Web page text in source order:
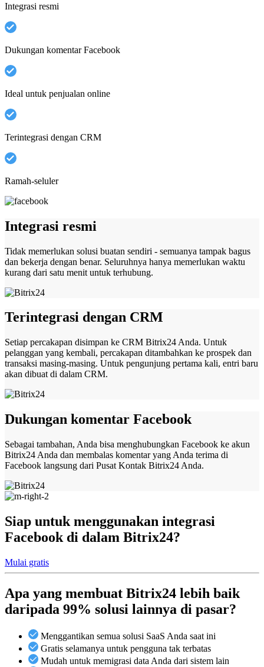
Integrasi resmi
Dukungan komentar Facebook
Ideal untuk penjualan online
Terintegrasi dengan CRM
Ramah-seluler
Integrasi resmi
Tidak memerlukan solusi buatan sendiri - semuanya tampak bagus
dan bekerja dengan benar. Seluruhnya hanya memerlukan waktu
kurang dari satu menit untuk terhubung.
Terintegrasi dengan CRM
Setiap percakapan disimpan ke CRM Bitrix24 Anda. Untuk
pelanggan yang kembali, percakapan ditambahkan ke prospek dan
transaksi masing-masing. Untuk pengunjung pertama kali, entri baru
akan dibuat di dalam CRM.
Dukungan komentar Facebook
Sebagai tambahan, Anda bisa menghubungkan Facebook ke akun
Bitrix24 Anda dan membalas komentar yang Anda terima di
Facebook langsung dari Pusat Kontak Bitrix24 Anda.
Siap untuk menggunakan integrasi
Facebook di dalam Bitrix24?
Mulai gratis
Apa yang membuat Bitrix24 lebih baik
daripada 99% solusi lainnya di pasar?
Menggantikan semua solusi SaaS Anda saat ini
Gratis selamanya untuk pengguna tak terbatas
Mudah untuk memigrasi data Anda dari sistem lain